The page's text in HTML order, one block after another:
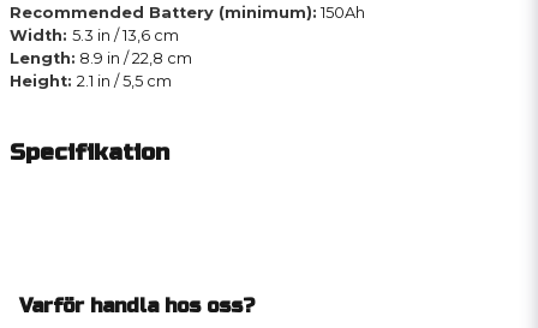
Recommended Battery (minimum): 150Ah
Width: 5.3 in / 13,6 cm
Length: 8.9 in / 22,8 cm
Height: 2.1 in / 5,5 cm
Specifikation
Varför handla hos oss?